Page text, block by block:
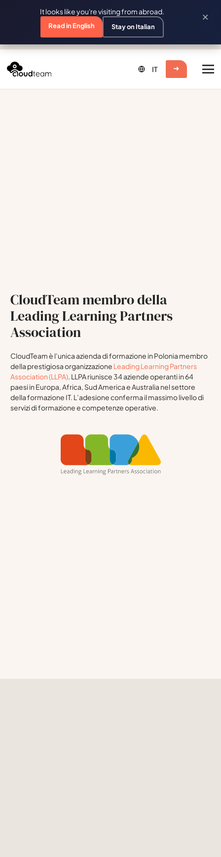
CloudTeam membro della
Leading Learning Partners
Association
CloudTeam è l’unica azienda di formazione in Polonia membro
della prestigiosa organizzazione Leading Learning Partners
Association (LLPA). LLPA riunisce 34 aziende operanti in 64
paesi in Europa, Africa, Sud America e Australia nel settore
della formazione IT. L’adesione conferma il massimo livello di
servizi di formazione e competenze operative.
It looks like you're visiting from abroad.
Read in English Stay on Italian
×